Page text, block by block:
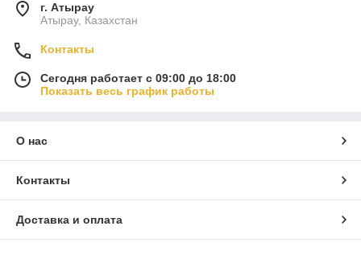
г. Атырау
Атырау, Казахстан
Контакты
Сегодня работает с 09:00 до 18:00
Показать весь график работы
О нас
Контакты
Доставка и оплата